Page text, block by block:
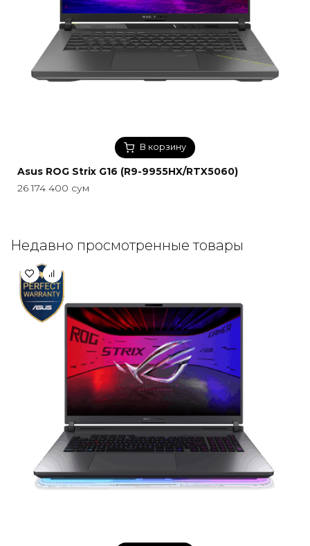
В корзину
Asus ROG Strix G16 (R9-9955HX/RTX5060)
26 174 400 сум
Недавно просмотренные товары